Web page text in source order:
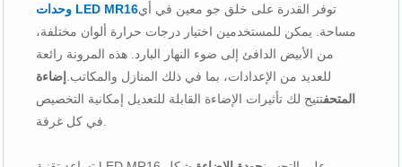
وحدات LED MR16توفر القدرة على خلق جو معين في أي
مساحة. يمكن للمستخدمين اختيار درجات حرارة ألوان مختلفة،
من الأبيض الدافئ إلى ضوء النهار البارد. هذه المرونة رائعة
للعديد من الإعدادات، بما في ذلك المنازل والمكاتب. إضاءة
المتحفتتيح لك تأثيرات الإضاءة القابلة للتعديل إمكانية التخصيص